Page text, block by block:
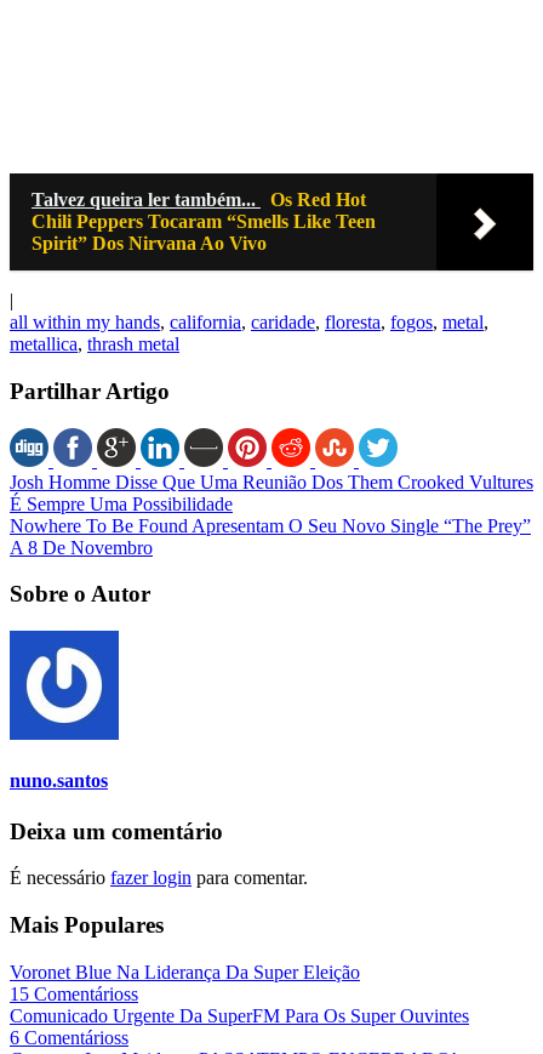
Talvez queira ler também...
Os Red Hot
Chili Peppers Tocaram “Smells Like Teen
Spirit” Dos Nirvana Ao Vivo
|
all within my hands, california, caridade, floresta, fogos, metal,
metallica, thrash metal
Partilhar Artigo
Josh Homme Disse Que Uma Reunião Dos Them Crooked Vultures
É Sempre Uma Possibilidade
Nowhere To Be Found Apresentam O Seu Novo Single “The Prey”
A 8 De Novembro
Sobre o Autor
nuno.santos
Deixa um comentário
É necessário fazer login para comentar.
Mais Populares
Voronet Blue Na Liderança Da Super Eleição
15 Comentárioss
Comunicado Urgente Da SuperFM Para Os Super Ouvintes
6 Comentárioss